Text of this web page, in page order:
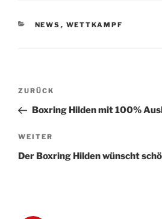
KATEGORIEN
NEWS , WETTKAMPF
Beitragsnavigation
Vorheriger
Beitrag
ZURÜCK
Boxring Hilden mit 100%
Nächster
Beitrag
WEITER
Der Boxring Hilden wünscht